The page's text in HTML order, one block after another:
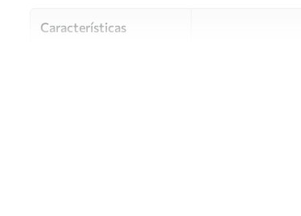
Características
Estúdio de